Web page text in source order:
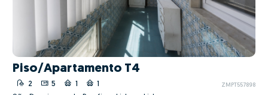
Piso/Apartamento T4
2 5 1 1 ZMPT557898